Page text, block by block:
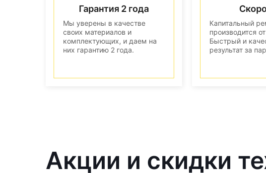
Гарантия 2 года
Мы уверены в качестве
своих материалов и
комплектующих, и даем на
них гарантию 2 года.
Капитальный
производится
Быстрый и
результат за
Акции и скидки